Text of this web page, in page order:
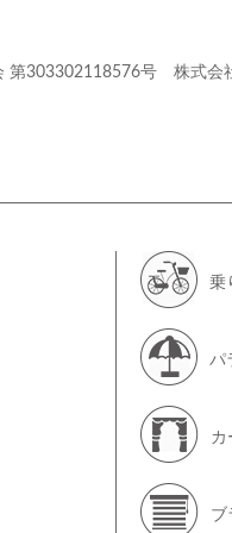
第303302118576号 株式会
乗
パ
カ
ブ